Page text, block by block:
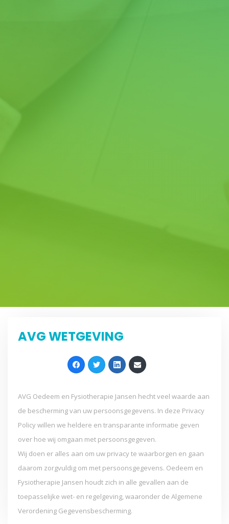
AVG WETGEVING
AVG Oedeem en Fysiotherapie Jansen hecht veel waarde aan
de bescherming van uw persoonsgegevens. In deze Privacy
Policy willen we heldere en transparante informatie geven
over hoe wij omgaan met persoonsgegeven.
Wij doen er alles aan om uw privacy te waarborgen en gaan
daarom zorgvuldig om met persoonsgegevens. Oedeem en
Fysiotherapie Jansen houdt zich in alle gevallen aan de
toepasselijke wet- en regelgeving, waaronder de Algemene
Verordening Gegevensbescherming.